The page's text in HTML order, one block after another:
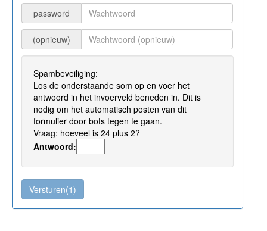
password
(opnieuw)
Spambeveiliging:
Los de onderstaande som op en voer het
antwoord in het invoerveld beneden in. Dit is
nodig om het automatisch posten van dit
formulier door bots tegen te gaan.
Vraag: hoeveel is 24 plus 2?
Antwoord: